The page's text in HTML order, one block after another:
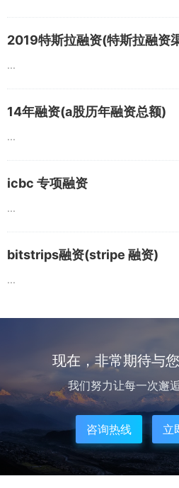
2019特斯拉融资(特斯拉融资
...
14年融资(a股历年融资总额)
...
icbc 专项融资
...
bitstrips融资(stripe 融资)
...
现在，非常期待与
我们努力让每一次邂
咨询热线 立